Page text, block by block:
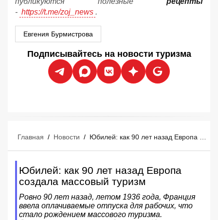
- https://t.me/zoj_news .
Евгения Бурмистрова
Подписывайтесь на новости туризма
Главная / Новости /
Юбилей: как 90 лет назад Европа
создала массовый туризм
Ровно 90 лет назад, летом 1936 года, Франция
ввела оплачиваемые отпуска для рабочих, что
стало рождением массового туризма.